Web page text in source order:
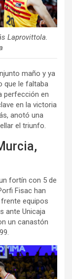
Laprovittola.
maño y ya
que le faltaba
perfección en
en la victoria
anotó una
el triunfo.
fortín con 5 de
Fisac han
equipos
ante Unicaja
un canastón